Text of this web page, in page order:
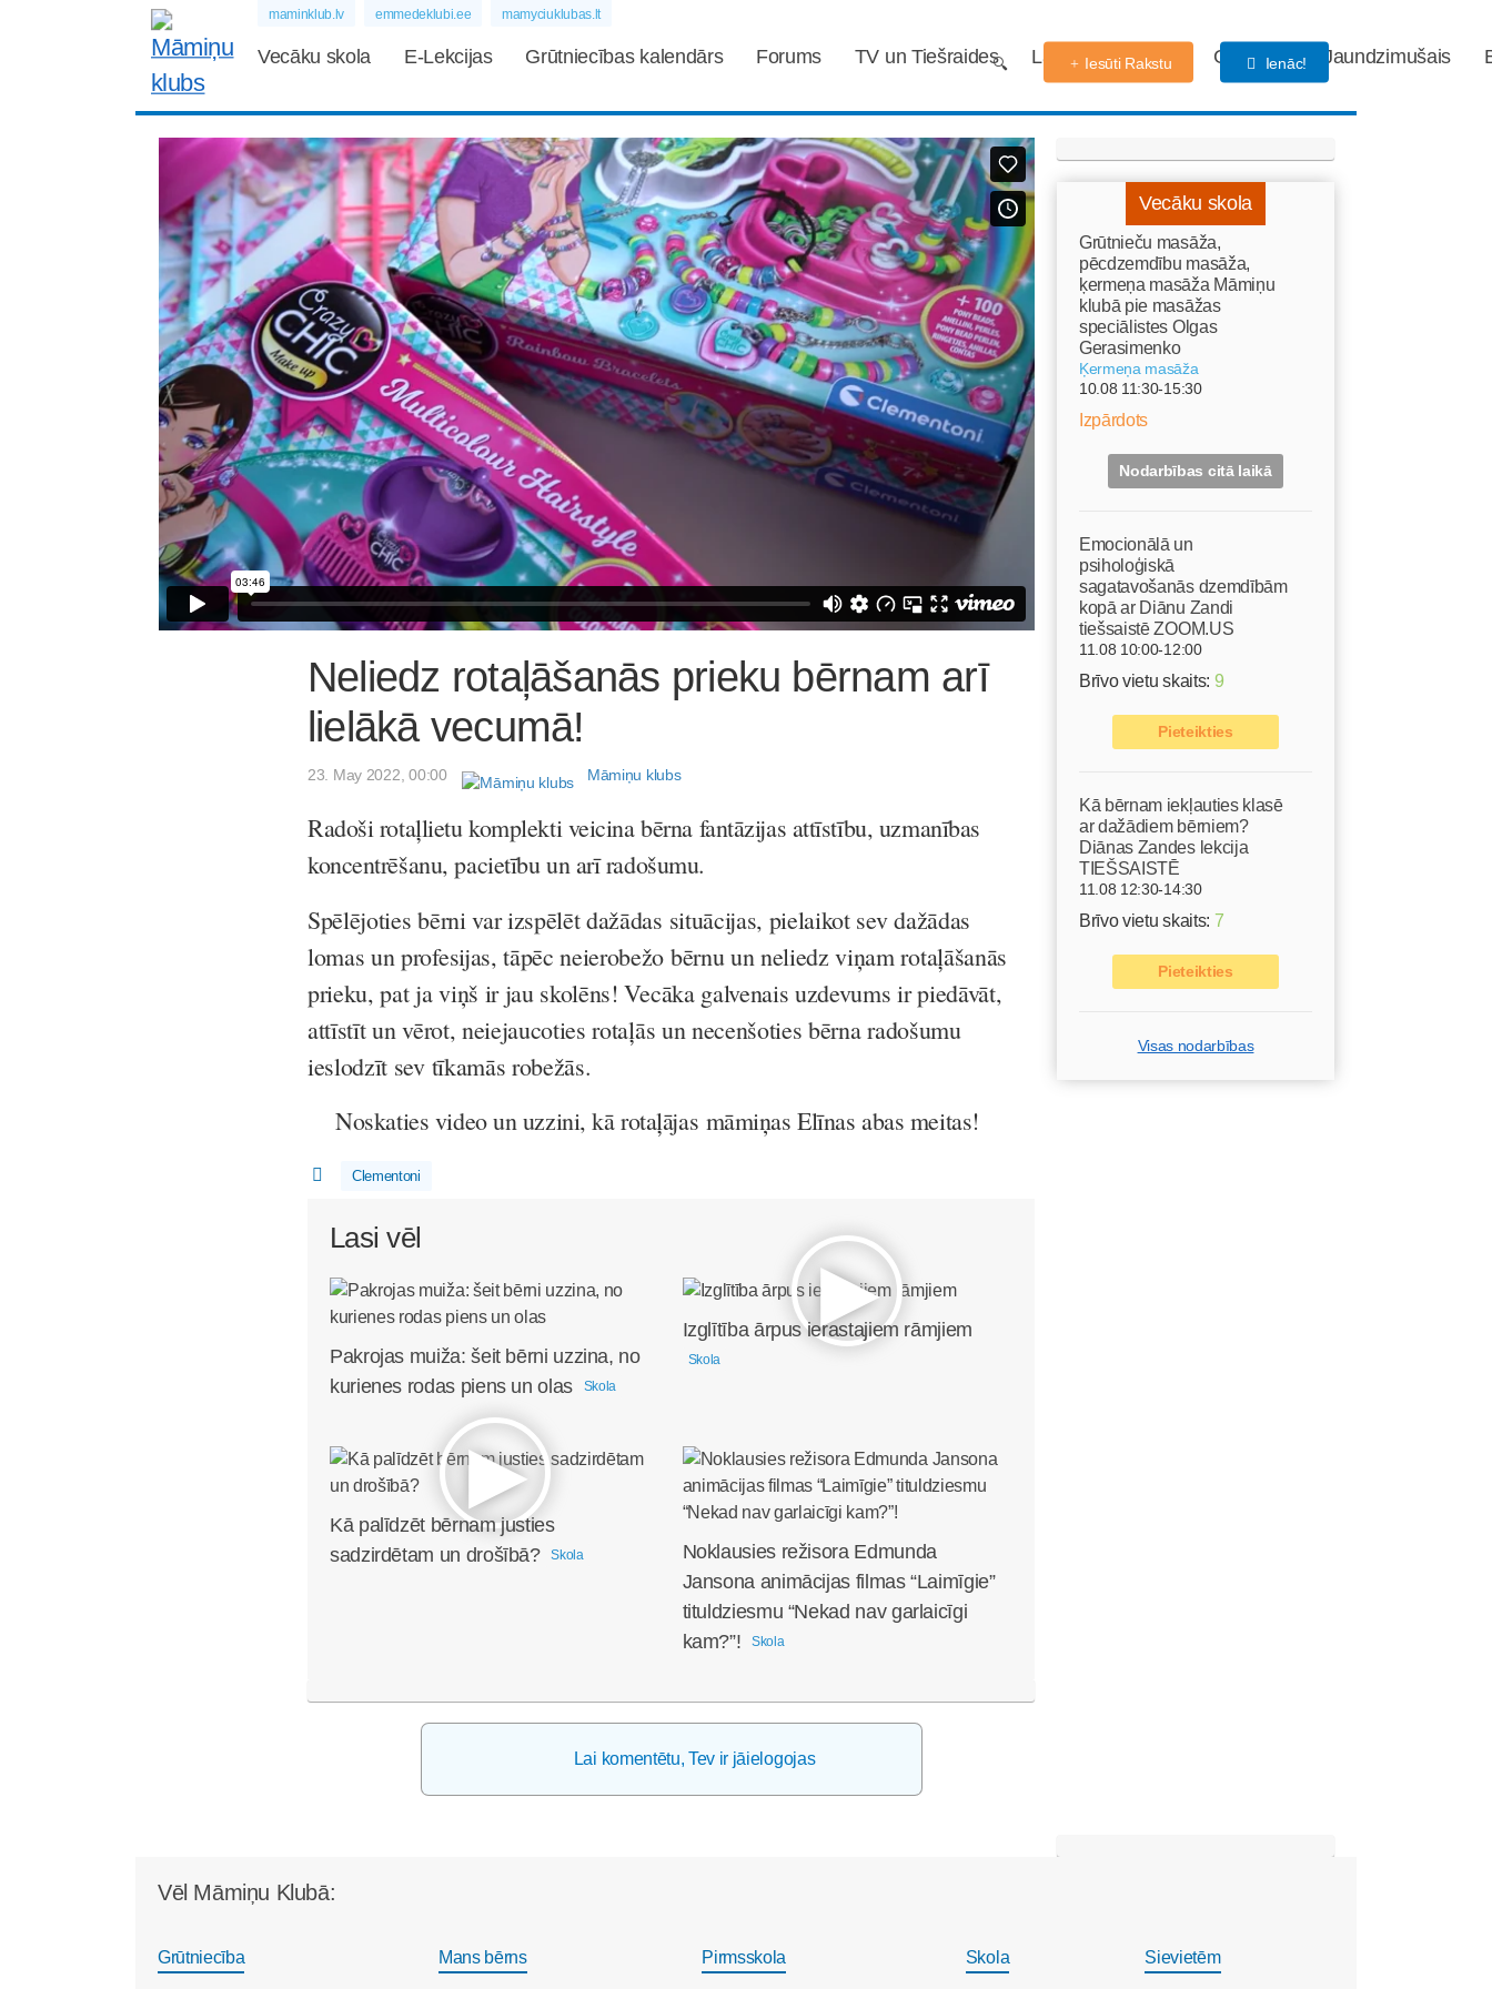
maminklub.lv emmedeklubi.ee mamyciuklubas.lt
Vecāku skola E-Lekcijas Grūtniecības kalendārs Forums TV un Tiešraides Labdarības fonds Gaidības Jaundzimušais
Iesūti Rakstu Ienāc!
Neliedz rotaļāšanās prieku bērnam arī
lielākā vecumā!
23. May 2022, 00:00 Māmiņu klubs
Radoši rotaļlietu komplekti veicina bērna fantāzijas attīstību, uzmanības
koncentrēšanu, pacietību un arī radošumu.
Spēlējoties bērni var izspēlēt dažādas situācijas, pielaikot sev dažādas
lomas un profesijas, tāpēc neierobežo bērnu un neliedz viņam rotaļāšanās
prieku, pat ja viņš ir jau skolēns! Vecāka galvenais uzdevums ir piedāvāt,
attīstīt un vērot, neiejaucoties rotaļās un necenšoties bērna radošumu
ieslodzīt sev tīkamās robežās.
Noskaties video un uzzini, kā rotaļājas māmiņas Elīnas abas meitas!
Clementoni
Lasi vēl
Pakrojas muiža: šeit bērni uzzina, no
kurienes rodas piens un olas
Skola
Izglītība ārpus ierastajiem rāmjiem
Skola
Kā palīdzēt bērnam justies
sadzirdētam un drošībā?
Skola
Noklausies režisora Edmunda
Jansona animācijas filmas “Laimīgie”
tituldziesmu “Nekad nav garlaicīgi
kam?”!
Skola
Vecāku skola
Grūtnieču masāža,
pēcdzemdību masāža,
ķermeņa masāža Māmiņu
klubā pie masāžas
speciālistes Olgas
Gerasimenko
Ķermeņa masāža
10.08 11:30-15:30
Izpārdots
Nodarbības citā laikā
Emocionālā un
psiholoģiskā
sagatavošanās dzemdībām
kopā ar Diānu Zandi
tiešsaistē ZOOM.US
11.08 10:00-12:00
Brīvo vietu skaits: 9
Pieteikties
Kā bērnam iekļauties klasē
ar dažādiem bērniem?
Diānas Zandes lekcija
TIEŠSAISTĒ
11.08 12:30-14:30
Brīvo vietu skaits: 7
Pieteikties
Visas nodarbības
Lai komentētu, Tev ir jāielogojas
Vēl Māmiņu Klubā:
Grūtniecība Mans bērns Pirmsskola Skola Sievietēm